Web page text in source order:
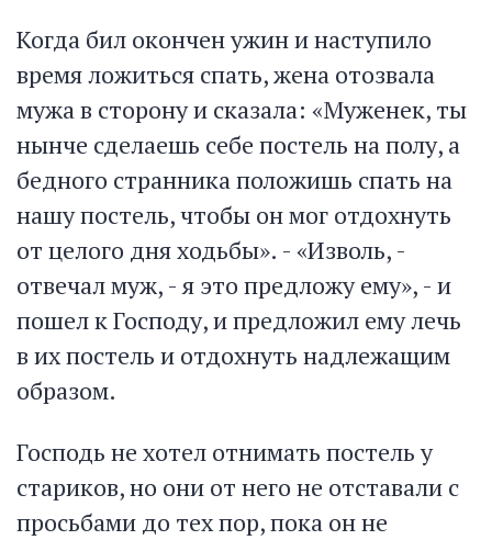
Когда бил окончен ужин и наступило
время ложиться спать, жена отозвала
мужа в сторону и сказала: «Муженек, ты
нынче сделаешь себе постель на полу, а
бедного странника положишь спать на
нашу постель, чтобы он мог отдохнуть
от целого дня ходьбы». - «Изволь, -
отвечал муж, - я это предложу ему», - и
пошел к Господу, и предложил ему лечь
в их постель и отдохнуть надлежащим
образом.
Господь не хотел отнимать постель у
стариков, но они от него не отставали с
просьбами до тех пор, пока он не